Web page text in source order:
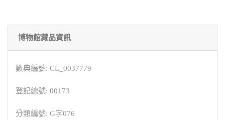
博物館藏品資訊
數典編號: CL_0037779
登記總號: 00173
分類編號: G字076